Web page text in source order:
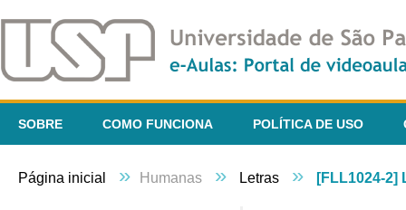
SOBRE COMO FUNCIONA POLÍTICA DE USO
Página inicial » Humanas » Letras » [FLL1024-2]